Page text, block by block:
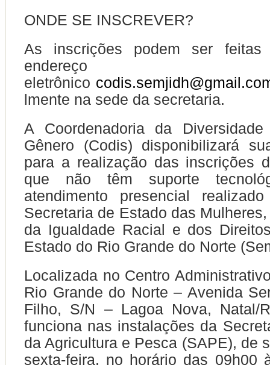
ONDE SE INSCREVER?
As inscrições podem ser
endereço
eletrônico
lmente na sede da secretaria.
A Coordenadoria da
Gênero (Codis) disponibilizará
para a realização das inscrições
que não têm suporte
atendimento presencial
Secretaria de Estado das
da Igualdade Racial e dos
Estado do Rio Grande do Norte
Localizada no Centro
Rio Grande do Norte – Avenida
Filho, S/N – Lagoa Nova, Natal/
funciona nas instalações da
da Agricultura e Pesca (SAPE), de
sexta-feira, no horário das 09h00